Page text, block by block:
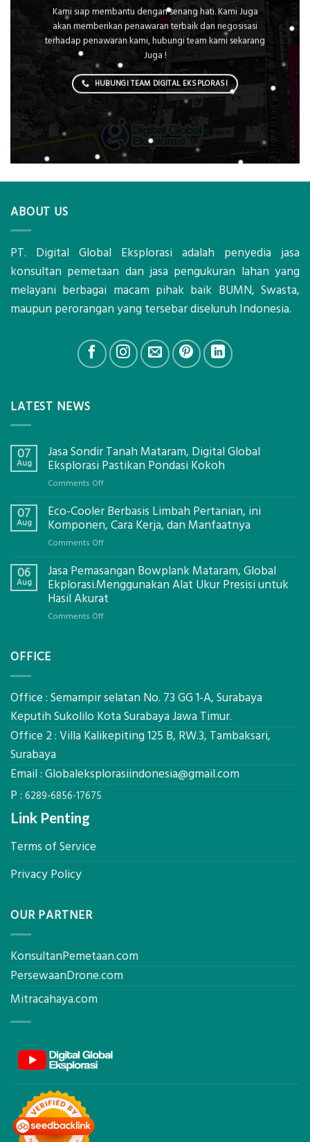
Kami siap membantu dengan senang hati. Kami Juga
akan memberikan penawaran terbaik dan negosisasi
terhadap penawaran kami, hubungi team kami sekarang
Juga !
HUBUNGI TEAM DIGITAL EKSPLORASI
ABOUT US
PT. Digital Global Eksplorasi adalah penyedia jasa
konsultan pemetaan dan jasa pengukuran lahan yang
melayani berbagai macam pihak baik BUMN, Swasta,
maupun perorangan yang tersebar diseluruh Indonesia.
LATEST NEWS
07
Aug
Jasa Sondir Tanah Mataram, Digital Global
Eksplorasi Pastikan Pondasi Kokoh
Comments Offon
Sondir
Tanah
Eksplorasi
Pastikan
Pondasi
Kokoh
07
Aug
Eco-Cooler Berbasis Limbah Pertanian, ini
Komponen, Cara Kerja, dan Manfaatnya
Comments Offon
Cooler
Berbasis
Limbah
06
Aug
Jasa Pemasangan Bowplank Mataram, Global
Ekplorasi.Menggunakan Alat Ukur Presisi untuk
Hasil Akurat
Comments Offon
Ekplorasi.Menggunakan
Ukur
Presisi
Akurat
OFFICE
Office : Semampir selatan No. 73 GG 1-A, Surabaya
Keputih Sukolilo Kota Surabaya Jawa Timur.
Office 2 : Villa Kalikepiting 125 B, RW.3, Tambaksari,
Surabaya
Email : Globaleksplorasiindonesia@gmail.com
P : 6289-6856-17675
Link Penting
Terms of Service
Privacy Policy
OUR PARTNER
KonsultanPemetaan.com
PersewaanDrone.com
Mitracahaya.com